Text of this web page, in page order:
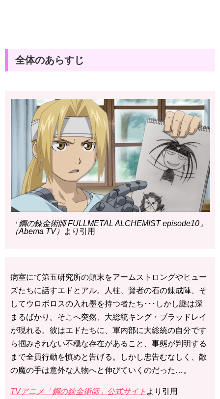
全体のあらすじ
「鋼の錬金術師 FULLMETAL ALCHEMIST episode10」
（Abema TV）
より引用
病室にて第五研究所の顛末をアームストロングやヒュー
ズたちに話すエドとアル。人柱、賢者の石の錬成陣、そ
してウロボロスの入れ墨を持つ者たち･･･しかし謎は深
まるばかり。そこへ突然、大総統キング・ブラッドレイ
が現れる。彼はエドたちに、軍内部に大総統の自分です
ら掴みきれない不穏な存在があること、事態が判明する
まで全員行動を慎めと告げる。しかし忠告むなしく、敵
の魔の手は意外な人物へと伸びていくのだった…。
TVアニメ「鋼の錬金術師」公式サイト より引用